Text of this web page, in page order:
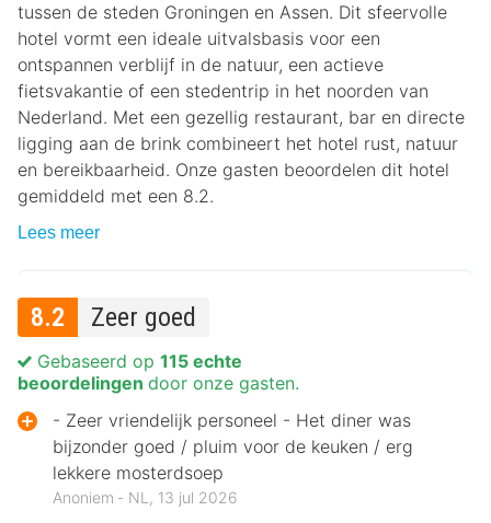
tussen de steden Groningen en Assen. Dit sfeervolle
hotel vormt een ideale uitvalsbasis voor een
ontspannen verblijf in de natuur, een actieve
fietsvakantie of een stedentrip in het noorden van
Nederland. Met een gezellig restaurant, bar en directe
ligging aan de brink combineert het hotel rust, natuur
en bereikbaarheid. Onze gasten beoordelen dit hotel
gemiddeld met een 8.2.
Lees meer
8.2 Zeer goed
Gebaseerd op 115 echte
beoordelingen door onze gasten.
- Zeer vriendelijk personeel - Het diner was
bijzonder goed / pluim voor de keuken / erg
lekkere mosterdsoep
Anoniem ‐ NL, 13 jul 2026